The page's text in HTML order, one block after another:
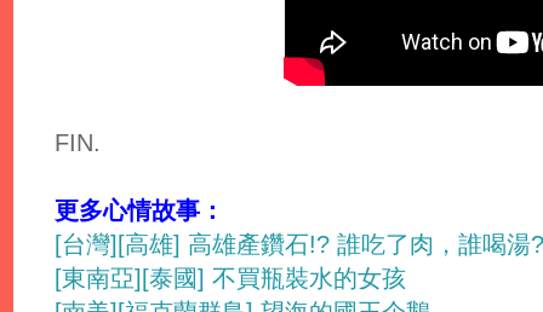
FIN.
更多心情故事：
[台灣][高雄] 高雄產鑽石!? 誰吃了肉，誰喝湯?
[東南亞][泰國] 不買瓶裝水的女孩